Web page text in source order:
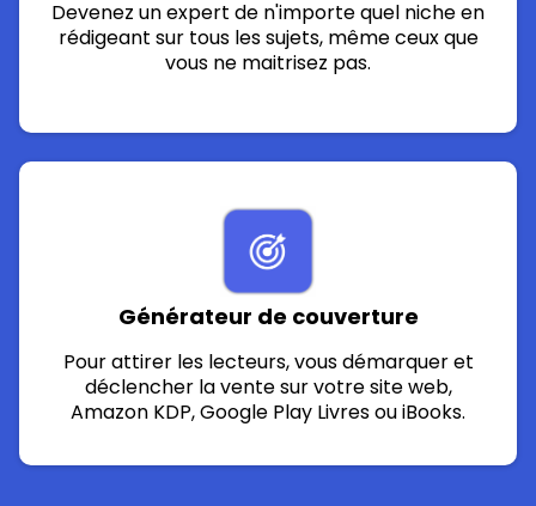
Devenez un expert de n'importe quel niche en
rédigeant sur tous les sujets, même ceux que
vous ne maitrisez pas.
Générateur de couverture
Pour attirer les lecteurs, vous démarquer et
déclencher la vente sur votre site web,
Amazon KDP, Google Play Livres ou iBooks.